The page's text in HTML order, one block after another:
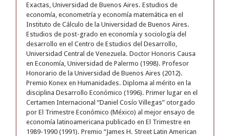
Exactas, Universidad de Buenos Aires. Estudios de
economía, econometría y economía matemática en el
Instituto de Cálculo de la Universidad de Buenos Aires.
Estudios de post-grado en economía y sociología del
desarrollo en el Centro de Estudios del Desarrollo,
Universidad Central de Venezuela. Doctor Honoris Causa
en Economía, Universidad de Palermo (1998). Profesor
Honorario de la Universidad de Buenos Aires (2012).
Premio Konex en Humanidades. Diploma al mérito en la
disciplina Desarrollo Económico (1996). Primer lugar en el
Certamen Internacional “Daniel Cosío Villegas” otorgado
por El Trimestre Económico (México) al mejor ensayo de
economía latinoamericana publicado en El Trimestre en
1989-1990 (1991). Premio “James H. Street Latin American